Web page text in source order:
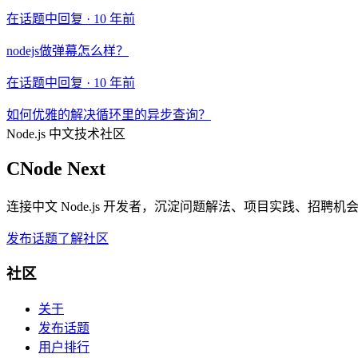
在话题中回复 · 10 年前
nodejs做弹幕怎么样？
在话题中回复 · 10 年前
如何优雅的解决循环里的异步查询？
Node.js 中文技术社区
CNode Next
连接中文 Node.js 开发者，沉淀问题解法、项目实践、招聘机会
发布话题了解社区
社区
关于
发布话题
用户排行